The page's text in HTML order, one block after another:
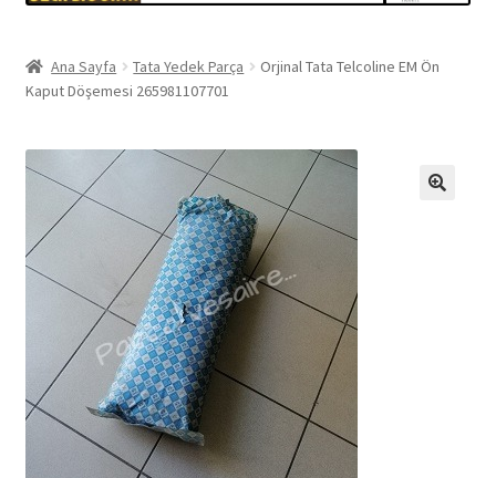
Ana Sayfa Tata Yedek Parça
Orjinal Tata Telcoline EM Ön
Kaput Döşemesi 265981107701